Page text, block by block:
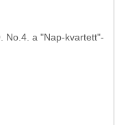
No.4. a "Nap-kvartett"-